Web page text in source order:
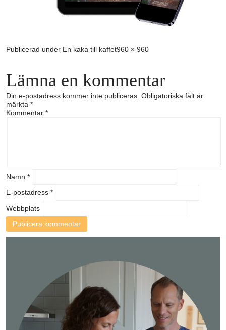
Publicerad under En kaka till kaffetFull
960 × 960
Lämna en kommentar
Din e-postadress kommer inte publiceras. Obligatoriska fält är
märkta *
Kommentar *
Namn *
E-postadress *
Webbplats